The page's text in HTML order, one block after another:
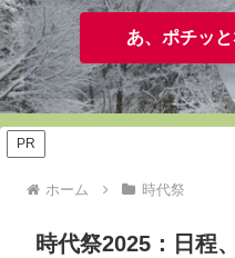
あ、ポチッ
PR
ホーム 時代祭
時代祭2025：日程